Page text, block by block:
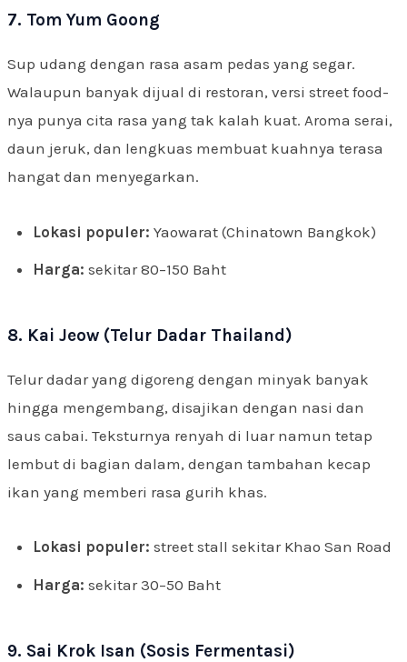
7. Tom Yum Goong
Sup udang dengan rasa asam pedas yang segar.
Walaupun banyak dijual di restoran, versi street food-
nya punya cita rasa yang tak kalah kuat. Aroma serai,
daun jeruk, dan lengkuas membuat kuahnya terasa
hangat dan menyegarkan.
Lokasi populer: Yaowarat (Chinatown Bangkok)
Harga: sekitar 80–150 Baht
8. Kai Jeow (Telur Dadar Thailand)
Telur dadar yang digoreng dengan minyak banyak
hingga mengembang, disajikan dengan nasi dan
saus cabai. Teksturnya renyah di luar namun tetap
lembut di bagian dalam, dengan tambahan kecap
ikan yang memberi rasa gurih khas.
Lokasi populer: street stall sekitar Khao San Road
Harga: sekitar 30–50 Baht
9. Sai Krok Isan (Sosis Fermentasi)